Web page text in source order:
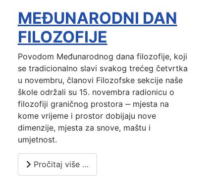
MEĐUNARODNI DAN
FILOZOFIJE
Povodom Međunarodnog dana filozofije, koji
se tradicionalno slavi svakog trećeg četvrtka
u novembru, članovi Filozofske sekcije naše
škole održali su 15. novembra radionicu o
filozofiji graničnog prostora ‒ mjesta na
kome vrijeme i prostor dobijaju nove
dimenzije, mjesta za snove, maštu i
umjetnost.
Pročitaj više …